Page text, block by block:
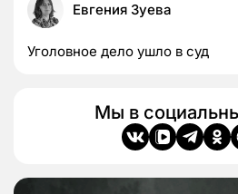
Евгения Зуева
Уголовное дело ушло в суд
Мы в